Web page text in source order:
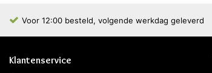
Voor 12:00 besteld, volgende werkdag geleverd
Klantenservice